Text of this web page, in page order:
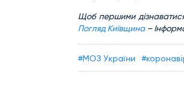
Щоб першими
Погляд Київщина –
#МОЗ України